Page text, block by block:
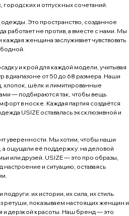
и отпускных сочетаний.
Это пространство, созданное
не против, а вместе с нами. Мы
женщина заслуживает чувствовать
и крой для каждой модели, учитывая
в диапазоне от 50 до 68 размера. Наши
хлопок, шёлк и лимитированные
— подбираются так, чтобы вещь
в носке. Каждая партия создаётся
USIZE оставалась эксклюзивной и
уверенности. Мы хотим, чтобы наши
ощущали её поддержку: на деловой
или друзей. USIZE — это про образы,
и ситуацию, оставаясь
их истории, их сила, их стиль.
ретуши, показываем настоящих женщин и
и дерзкой красоты. Наш бренд — это